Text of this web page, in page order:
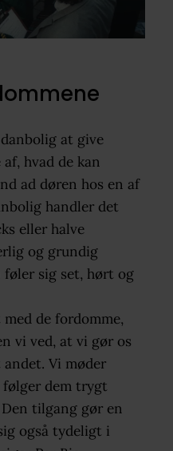
at give
hvad de kan
ad døren hos en af
handler det
eller halve
og grundig
sig set, hørt og
de fordomme,
vi ved, at vi gør os
Vi møder
dem trygt
tilgang gør en
også tydeligt i